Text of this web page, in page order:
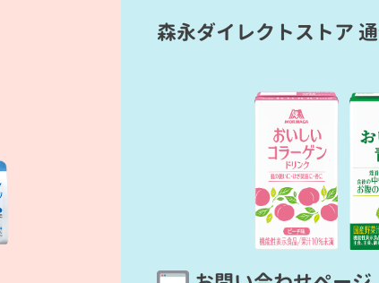
森永ダイレクトストア